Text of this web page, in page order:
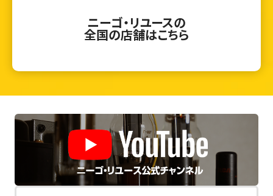
ニーゴ・リユースの
全国の店舗はこちら